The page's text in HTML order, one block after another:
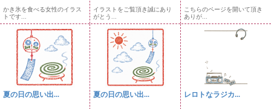
かき氷を食べる女性のイラス
トです...
イラストをご覧頂き誠にあり
がとう...
こちらのページを開いて頂き
ありが...
夏の日の思い出... 夏の日の思い出... レロトなラジカ...